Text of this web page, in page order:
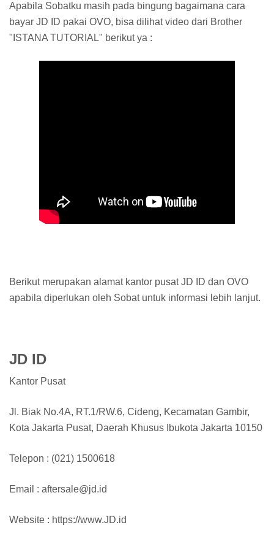
Apabila Sobatku masih pada bingung bagaimana cara
bayar JD ID pakai OVO, bisa dilihat video dari Brother
"ISTANA TUTORIAL" berikut ya :
Berikut merupakan alamat kantor pusat JD ID dan OVO
apabila diperlukan oleh Sobat untuk informasi lebih lanjut.
JD ID
Kantor Pusat
Jl. Biak No.4A, RT.1/RW.6, Cideng, Kecamatan Gambir,
Kota Jakarta Pusat, Daerah Khusus Ibukota Jakarta 10150
Telepon : (021) 1500618
Email : aftersale@jd.id
Website : https://www.JD.id